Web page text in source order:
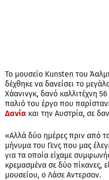
Το μουσείο Kunsten του
δέχθηκε να δανείσει το
Χάανινγκ, δανό καλλιτέχνη
παλιό του έργο που
Δανία και την Αυστρία, σε
«Αλλά δύο ημέρες πριν από
μήνυμα του Γενς που μας
για τα οποία είχαμε
κρεμασμένα σε δύο πίκανες,
μουσείου, ο Λάσε Αντερσον.